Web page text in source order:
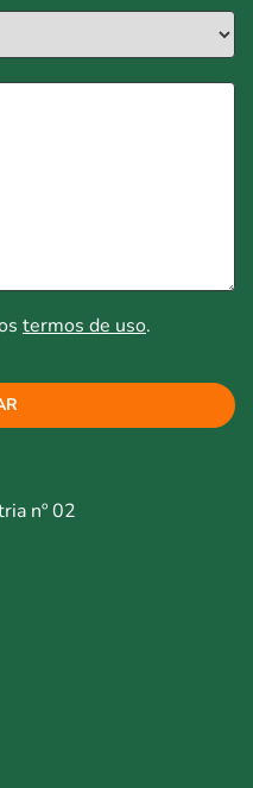
termos de uso.
nº 02